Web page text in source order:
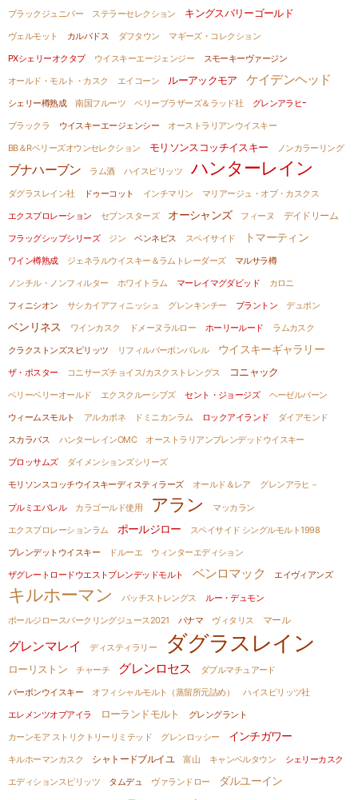
ブラックジュニパー
ステラーセレクション キングスバリーゴールド
ヴェルモット カルバドス ダフタウン
マギーズ・コレクション
PXシェリーオクタブ
ウイスキーエージェンジー
スモーキーヴァージン
オールド・モルト・カスク
エイコーン ルーアックモア ケイデンヘッド
シェリー樽熟成 南国フルーツ ベリーブラザーズ＆ラッド社
グレンアラヒｰ
ブラックラ
ウイスキーエージェンシー
オーストラリアンウイスキー
BB＆Rベリーズオウンセレクション
モリソンスコッチイスキー ノンカラーリング
ブナハーブン ラム酒 ハイスピリッツ ハンターレイン
ダグラスレイン社 ドゥーコット インチマリン
マリアージュ・オブ・カスクス
エクスプロレーション
セブンスターズ オーシャンズ フィーヌ デイドリーム
フラッグシップシリーズ ジン ベンネビス スペイサイド トマーティン
ワイン樽熟成 ジェネラルウイスキー＆ラムトレーダーズ
マルサラ樽
ノンチル・ノンフィルター
ホワイトラム マーレイマグダビッド
カロニ
フィニシオン
サシカイアフィニッシュ グレンキンチー ブラントン デュポン
ベンリネス ワインカスク ドメーヌラルロー ホーリールード
ラムカスク
クラクストンズスピリッツ
リフィルバーボンバレル ウイスキーギャラリー
ザ・ポスター コニサーズチョイス/カスクストレングス コニャック
ベリーベリーオールド エクスクルーシブズ セント・ジョージズ
ヘーゼルバーン
ウィームスモルト
アルカポネ ドミニカンラム ロックアイランド
ダイアモンド
スカラバス
ハンターレインOMC
オーストラリアンブレンデッドウイスキー
ブロッサムズ
ダイメンションズシリーズ
モリソンスコッチウイスキーディスティラーズ
オールド＆レア グレンアラヒ－
プルミエバレル カラゴールド使用 アラン
マッカラン
エクスプロレーションラム
ポールジロー
スペイサイド シングルモルト1998
ブレンデットウイスキー
ドルーエ
ウィンターエディション
ザグレートロードウエストブレンデッドモルト
ベンロマック エイヴィアンズ
キルホーマン バッチストレングス
ルー・デュモン
ポールジロースパークリングジュース2021
パナマ ヴィタリス マール
グレンマレイ ディスティラリー ダグラスレイン
ローリストン チャーチ グレンロセス
ダブルマチュアード
バーボンウイスキー
オフィシャルモルト（蒸留所元詰め）
ハイスピリッツ社
エレメンツオブアイラ
ローランドモルト
グレングラント
カーンモア ストリクトリーリミテッド
グレンロッシー インチガワー
キルホーマンカスク シャトードブルイユ 富山 キャンベルタウン
シェリーカスク
エディションスピリッツ
タムデュ ヴァランドロー ダルユーイン